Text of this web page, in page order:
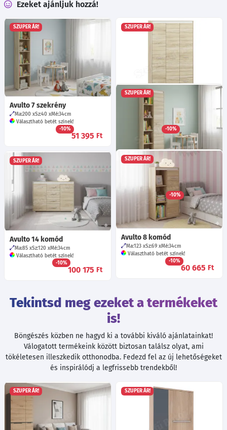
Ezeket ajánljuk hozzá!
SZUPER ÁR!
Avulto 7 szekrény
Ma:200 Sz:40 Mé:34cm
Választható betét színek!
-10%
51 395 Ft
SZUPER ÁR!
Avulto 01 gardrób
Sz:120 Mé:50cm
Választható színek!
-10%
164 885Ft
SZUPER ÁR!
Avulto 6 szekrény
Mé:34
Választható betét színek!
-10%
88 925Ft
SZUPER ÁR!
Avulto 8 komód
Ma:123 Sz:69 Mé:34cm
Választható betét színek!
-10%
60 665 Ft
SZUPER ÁR!
Avulto 14 komód
Ma:85 Sz:120 Mé:34cm
Választható betét színek!
-10%
100 175 Ft
Tekintsd meg ezeket a termékeket
is!
Böngészés közben ne hagyd ki a további kiváló ajánlatainkat!
Válogatott termékeink között biztosan találsz olyat, ami
tökéletesen illeszkedik otthonodba. Fedezd fel az új lehetőségeket
és inspirálódj a legfrissebb trendekből!
SZUPER ÁR! SZUPER ÁR!